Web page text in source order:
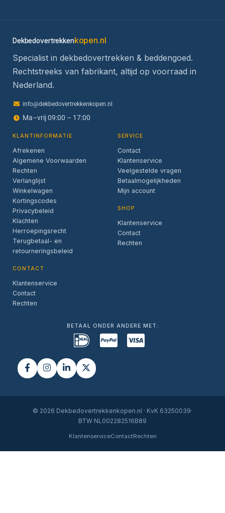
Dekbedovertrekkenkopen.nl
Specialist in dekbedovertrekken & beddengoed.
Rechtstreeks van fabrikant, altijd op voorraad in
Nederland.
info@dekbedovertrekkenkopen.nl
Ma–vrij 09:00 – 17:00
KLANTINFORMATIE
Afrekenen
Algemene Voorwaarden
Rechten
Verlanglijst
Winkelwagen
Kortingscodes
Privacybeleid
Klachten
Herroepingsrecht
Terugbetaal- en
retourneringsbeleid
CONTACT
Klantenservice
Contact
Rechten
SERVICE
Contact
Klantenservice
Veelgestelde vragen
Betaalmogelijkheden
Mijn account
SHOP
Klantenservice
Contact
Rechten
BETAAL ONDER ANDERE MET:
© 2026 Dekbedovertrekkenkopen.nl · KvK 63250039·
BTW NL002282516B89
KlantenserviceContactRechten